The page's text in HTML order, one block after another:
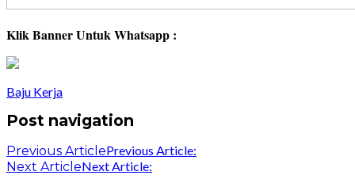
Klik Banner Untuk Whatsapp :
Baju Kerja
Post navigation
Previous ArticlePrevious Article:
Next ArticleNext Article: